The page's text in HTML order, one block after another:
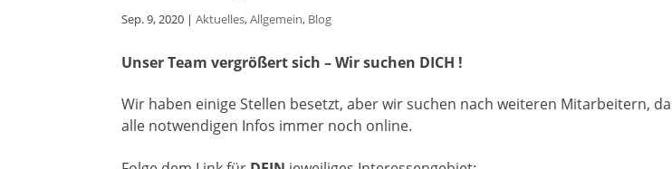
Sep. 9, 2020 |Aktuelles,Allgemein, Blog
Unser Team vergrößert sich – Wir suchen DICH !
Wir haben einige Stellen besetzt, aber wir suchen nach weiteren Mitarbeitern,
alle notwendigen Infos immer noch online.